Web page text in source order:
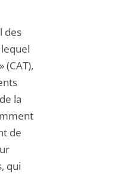
des
» (CAT),
la
de
qui